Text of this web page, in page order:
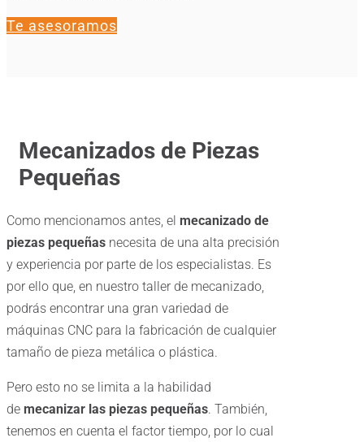
Te asesoramos
Mecanizados de Piezas
Pequeñas
Como mencionamos antes, el mecanizado de
piezas pequeñas necesita de una alta precisión
y experiencia por parte de los especialistas. Es
por ello que, en nuestro taller de mecanizado,
podrás encontrar una gran variedad de
máquinas CNC para la fabricación de cualquier
tamaño de pieza metálica o plástica.
Pero esto no se limita a la habilidad
de mecanizar las piezas pequeñas. También,
tenemos en cuenta el factor tiempo, por lo cual